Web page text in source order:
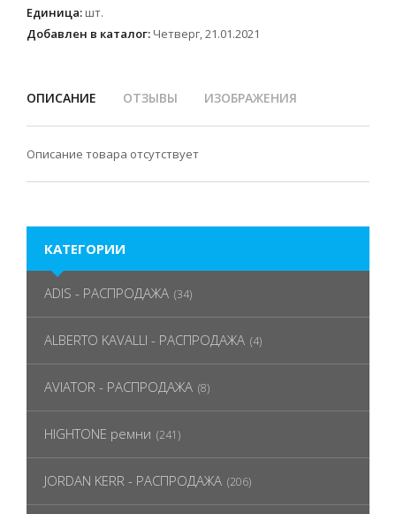
Единица: шт.
Добавлен в каталог: Четверг, 21.01.2021
ОПИСАНИЕ ОТЗЫВЫ ИЗОБРАЖЕНИЯ
Описание товара отсутствует
КАТЕГОРИИ
ADIS - РАСПРОДАЖА (34)
ALBERTO KAVALLI - РАСПРОДАЖА (4)
AVIATOR - РАСПРОДАЖА (8)
HIGHTONE ремни (241)
JORDAN KERR - РАСПРОДАЖА (206)